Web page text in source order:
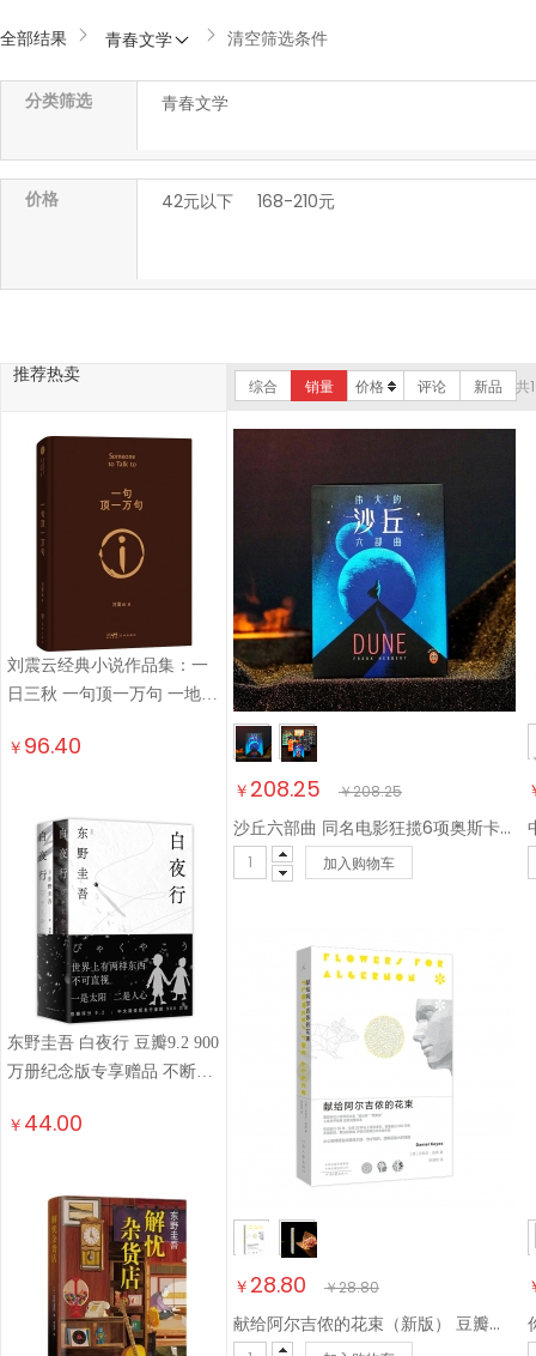
全部结果 青春文学 清空筛选条件
分类筛选 青春文学
价格 42元以下 168-210元
推荐热卖
刘震云经典小说作品集：一
日三秋 一句顶一万句 一地鸡
茅盾文学奖获得者 文学小说
￥ 96.40
东野圭吾 白夜行 豆瓣9.2 900
万册纪念版专享赠品 不断被
证的东野巅峰
￥ 44.00
综合 销量 价格 评论 新品 共
￥ 208.25 ￥208.25
沙丘六部曲 同名电影狂揽6项奥斯卡大奖！“甜茶”主演电影纪念版赠品【沙丘档案 藏书票 镭射卡 小说
加入购物车
￥ 28.80 ￥28.80
献给阿尔吉侬的花束（新版） 豆瓣高分科幻小说 荣获多项世界科幻大奖 小说